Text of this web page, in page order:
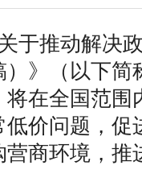
于推动解决
》（以下简
在全国范围
价问题，促
商环境，推